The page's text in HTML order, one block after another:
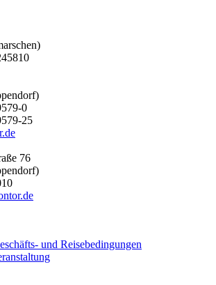
0
25
76
und Reisebedingungen